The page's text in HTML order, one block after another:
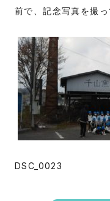
前で、記念写真を撮っ
DSC_0023